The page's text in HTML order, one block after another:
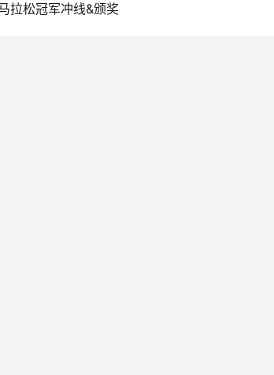
拉松冠军冲线&颁奖